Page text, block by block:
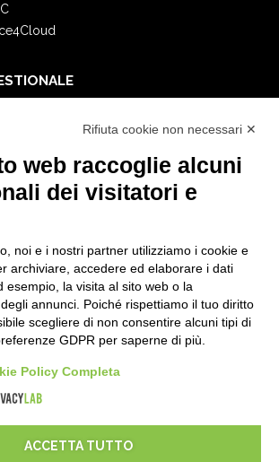
e GDPR
di fornitura
di supporto
Rifiuta cookie non necessari ✕
web raccoglie alcuni
dei visitatori e
noi e i nostri partner utilizziamo i cookie e
archiviare, accedere ed elaborare i dati
esempio, la visita al sito web o la
annunci. Poiché rispettiamo il tuo diritto
scegliere di non consentire alcuni tipi di
GDPR per saperne di più.
Policy Completa
ACCETTA TUTTO